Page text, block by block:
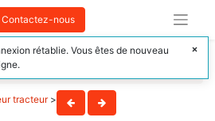
Contactez-nous
tracteur>
rétablie. Vous êtes de nouveau